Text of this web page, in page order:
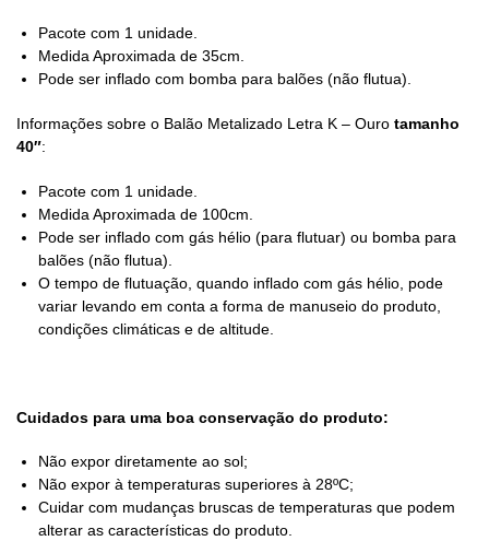
Pacote com 1 unidade.
Medida Aproximada de 35cm.
Pode ser inflado com bomba para balões (não flutua).
Informações sobre o Balão Metalizado Letra K – Ouro tamanho
40″:
Pacote com 1 unidade.
Medida Aproximada de 100cm.
Pode ser inflado com gás hélio (para flutuar) ou bomba para
balões (não flutua).
O tempo de flutuação, quando inflado com gás hélio, pode
variar levando em conta a forma de manuseio do produto,
condições climáticas e de altitude.
Cuidados para uma boa conservação do produto:
Não expor diretamente ao sol;
Não expor à temperaturas superiores à 28ºC;
Cuidar com mudanças bruscas de temperaturas que podem
alterar as características do produto.